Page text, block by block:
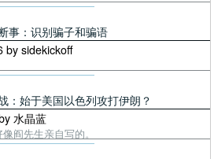
事：识别骗子和骗语
by sidekickoff
：始于美国以色列攻打伊朗？
水晶蓝
阎先生亲自写的。